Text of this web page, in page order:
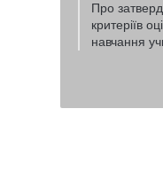
Про
критеріїв
навчання